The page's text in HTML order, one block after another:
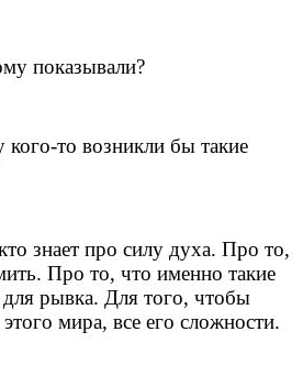
показывали?
то возникли бы такие
знает про силу духа. Про то,
Про то, что именно такие
рывка. Для того, чтобы
мира, все его сложности.